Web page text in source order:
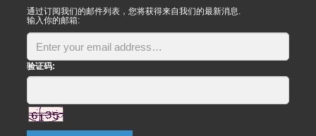
通过订阅我们的邮件列表，您将获得来自我们的最新消息.
输入你的邮箱:
验证码: